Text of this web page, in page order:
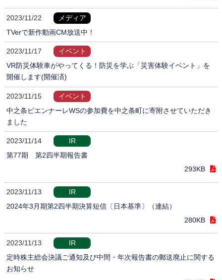
2023/11/22
メディア
TVerで新作動画CM放送中！
2023/11/17
イベント
VR防災体験車がやってくる！防災を学ぶ「災害体験イベント」を
開催します(開催済)
2023/11/15
イベント
中之条ビエンナーレWSの参加費を中之条町に寄附させていただき
ました
2023/11/14
IR
第77期 第2四半期報告書
293KB
2023/11/13
IR
2024年3月期第2四半期決算短信〔日本基準〕（連結）
280KB
2023/11/13
IR
定時株主総会決議ご通知及び中間・年次報告書の郵送廃止に関する
お知らせ